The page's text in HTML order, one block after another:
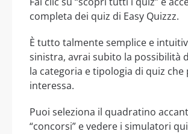
completa dei quiz di Easy Quizzz.
È tutto talmente semplice e
sinistra, avrai subito la possibilità
la categoria e tipologia di quiz che
interessa.
Puoi seleziona il quadratino
“concorsi” e vedere i simulatori